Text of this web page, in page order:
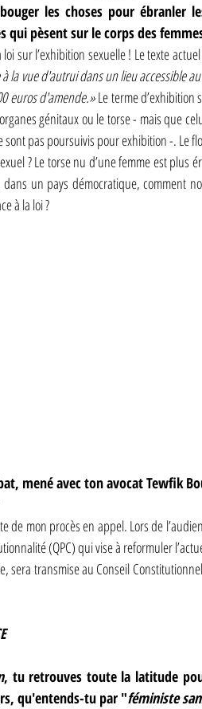
les choses pour ébranler
qui pèsent sur le corps des
sur l’exhibition sexuelle ! Le texte
la vue d'autrui dans un lieu accessible
euros d'amende.» Le terme d’exhibition
génitaux ou le torse - mais que
sont pas poursuivis pour exhibition -. Le
? Le torse nu d’une femme est plus
un pays démocratique, comment
à la loi ?
mené avec ton avocat Tewfik
de mon procès en appel. Lors de
(QPC) qui vise à reformuler
sera transmise au Conseil
, tu retrouves toute la latitude
qu'entends-tu par "féministe